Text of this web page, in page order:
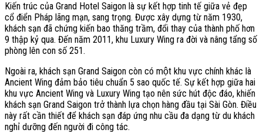
Kiến trúc của Grand Hotel Saigon là sự kết hợp tinh tế giữa vẻ đẹp
cổ điển Pháp lãng mạn, sang trọng. Được xây dựng từ năm 1930,
khách sạn đã chứng kiến bao thăng trầm, đổi thay của thành phố hơn
9 thập kỷ qua. Đến năm 2011, khu Luxury Wing ra đời và nâng tẩng số
phòng lên con số 251.
Ngoài ra, khách sạn Grand Saigon còn có một khu vực chính khác là
Ancient Wing đảm bảo tiêu chuẩn 5 sao quốc tế. Sự kết hợp giữa hai
khu vực Ancient Wing và Luxury Wing tạo nên sức hút độc đáo, khiến
khách sạn Grand Saigon trở thành lựa chọn hàng đầu tại Sài Gòn. Điều
này rất cần thiết để khách sạn đáp ứng nhu cầu đa dạng từ du khách
nghỉ dưỡng đến người đi công tác.